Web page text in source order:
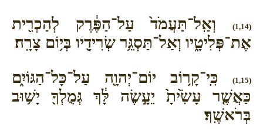
(1,14)
וְאַֽל־תַּעֲמֹד֙ עַל־הַפֶּ֔רֶק לְהַכְרִ֖ית
אֶת־פְּלִיטָ֑יו וְאַל־תַּסְגֵּ֥ר שְׂרִידָ֖יו בְּי֥וֹם צָרָֽה׃
(1,15)
כִּֽי־קָר֥וֹב יוֹם־יְהוָ֖ה עַל־כָּל־הַגּוֹיִ֑ם
כַּאֲשֶׁ֤ר עָשִׂ֙יתָ֙ יֵעָ֣שֶׂה לָּ֔ךְ גְּמֻלְךָ֖ יָשׁ֥וּב
בְּרֹאשֶֽׁךָ׃